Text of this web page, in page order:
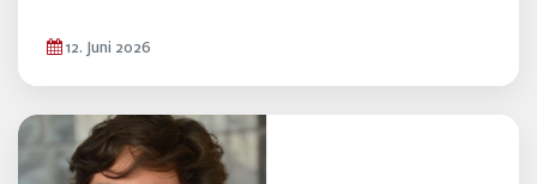
12. Juni 2026